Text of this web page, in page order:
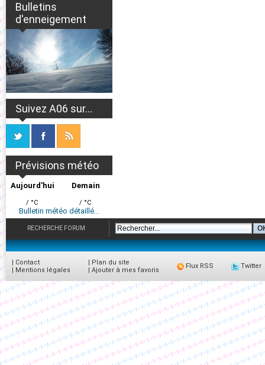
Bulletins
d'enneigement
Suivez A06 sur...
Prévisions météo
Aujourd'hui
/ °C
Demain
/ °C
Bulletin météo détaillé...
RECHERCHE FORUM
| Contact
| Mentions légales
| Plan du site
| Ajouter à mes favoris
Flux RSS Twitter